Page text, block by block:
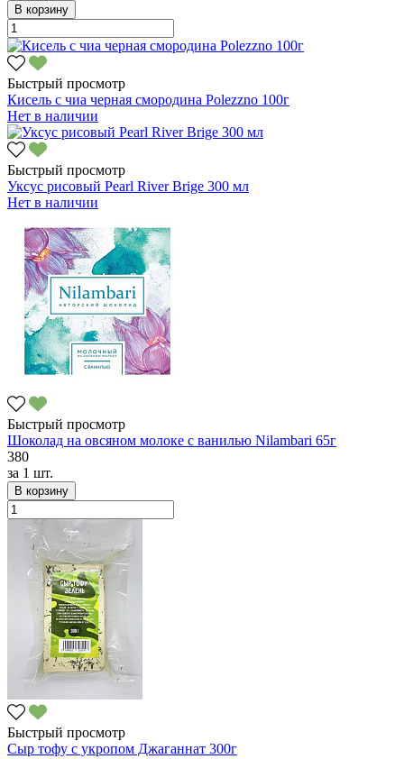
В корзину
Быстрый просмотр
Кисель с чиа черная смородина Polezzno 100г
Нет в наличии
Быстрый просмотр
Уксус рисовый Pearl River Brige 300 мл
Нет в наличии
Быстрый просмотр
Шоколад на овсяном молоке с ванилью Nilambari 65г
380
за 1 шт.
В корзину
Быстрый просмотр
Сыр тофу с укропом Джаганнат 300г